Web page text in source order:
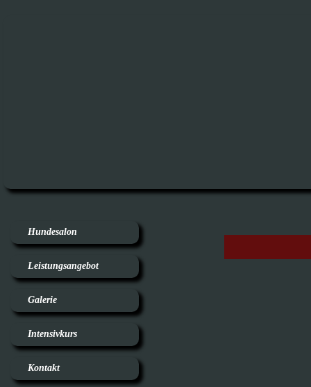
Hundesalon
Leistungsangebot
Galerie
Intensivkurs
Kontakt